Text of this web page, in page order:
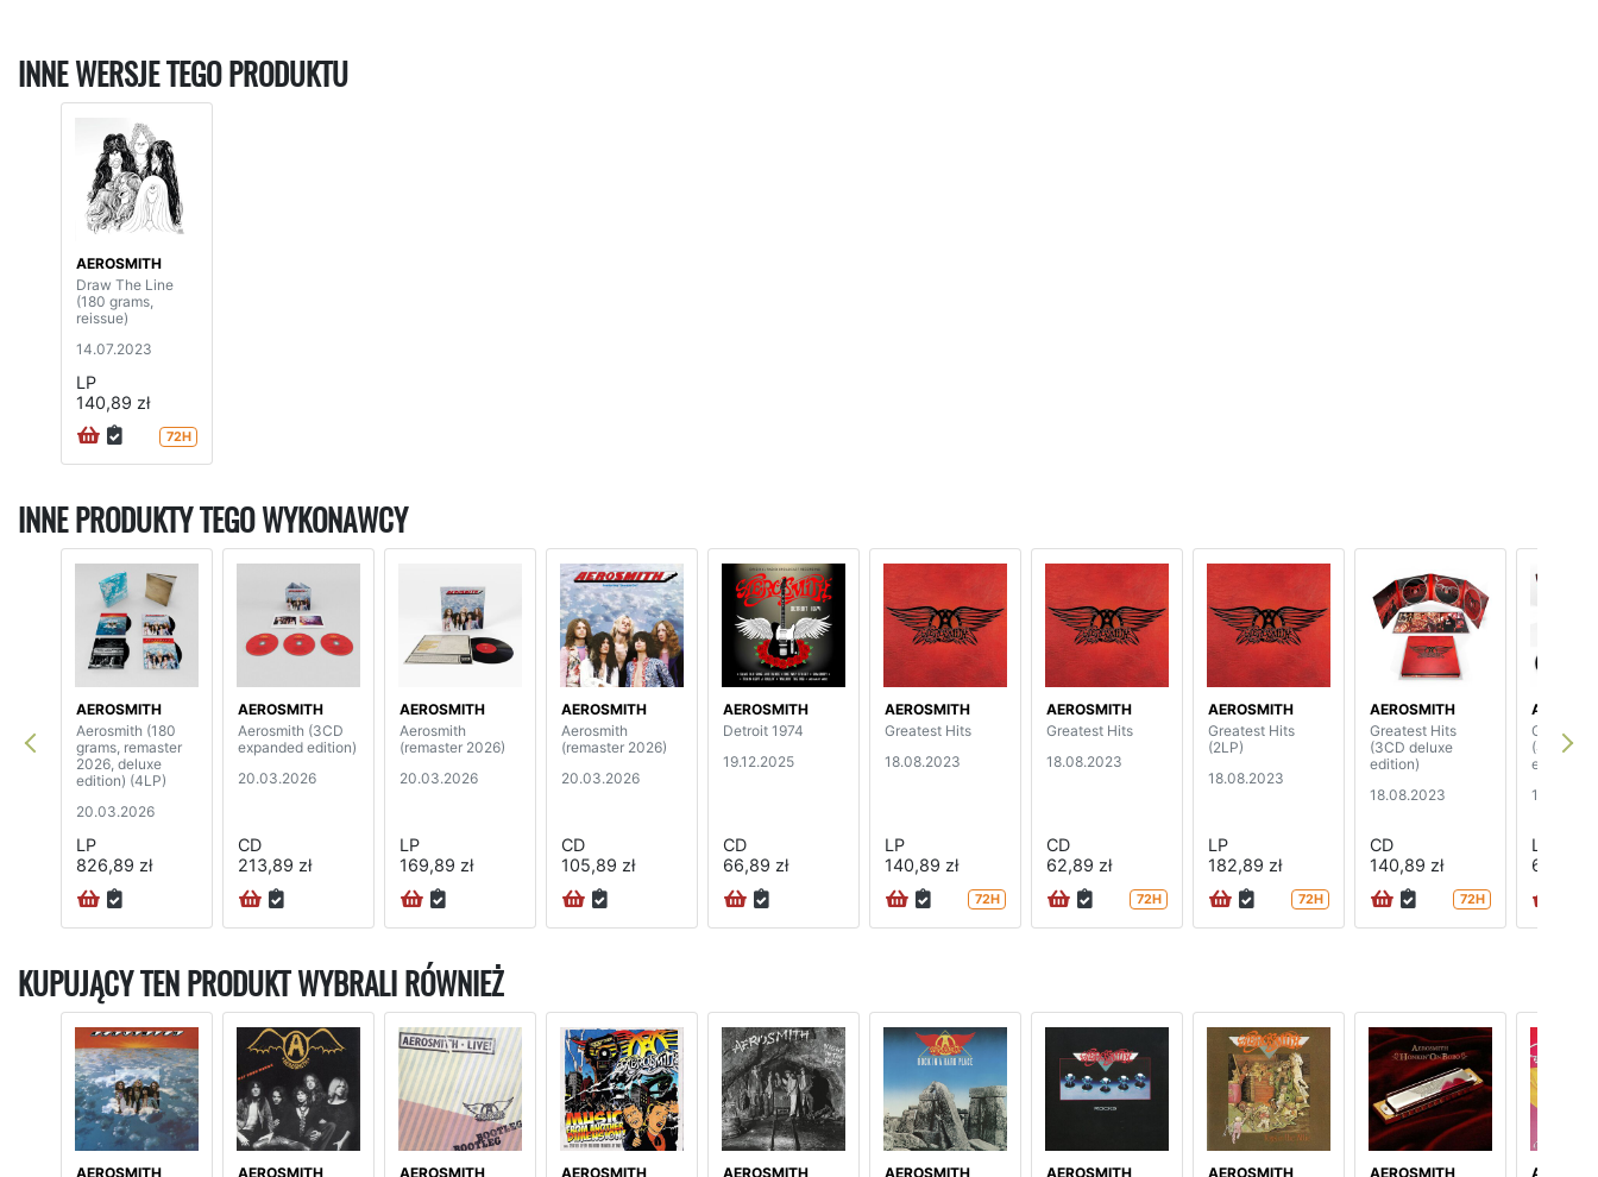
INNE WERSJE TEGO PRODUKTU
AEROSMITH
Draw The Line
(180 grams,
reissue)
14.07.2023
LP
140,89 zł
72H
INNE PRODUKTY TEGO WYKONAWCY
AEROSMITH
Aerosmith (180
grams, remaster
2026, deluxe
edition) (4LP)
20.03.2026
LP
826,89 zł
AEROSMITH
Aerosmith (3CD
expanded edition)
20.03.2026
CD
213,89 zł
AEROSMITH
Aerosmith
(remaster 2026)
20.03.2026
LP
169,89 zł
AEROSMITH
Aerosmith
(remaster 2026)
20.03.2026
CD
105,89 zł
AEROSMITH
Detroit 1974
19.12.2025
CD
66,89 zł
AEROSMITH
Greatest Hits
18.08.2023
LP
140,89 zł
72H
AEROSMITH
Greatest Hits
18.08.2023
CD
62,89 zł
72H
AEROSMITH
Greatest Hits
(2LP)
18.08.2023
LP
182,89 zł
72H
AEROSMITH
Greatest Hits
(3CD deluxe
edition)
18.08.2023
CD
140,89 zł
72H
Greatest
(4LP
edition)
LP
660,89
KUPUJĄCY TEN PRODUKT WYBRALI RÓWNIEŻ
AEROSMITH
AEROSMITH
AEROSMITH
AEROSMITH
AEROSMITH
AEROSMITH
AEROSMITH
AEROSMITH
AEROSMITH